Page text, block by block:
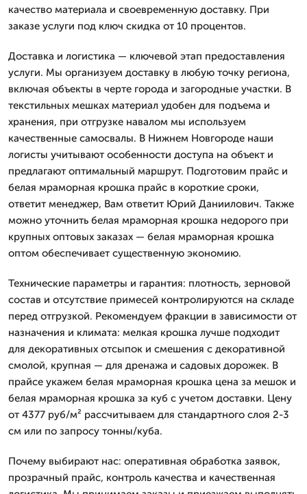
качество материала и своевременную доставку. При
заказе услуги под ключ скидка от 10 процентов.
Доставка и логистика — ключевой этап предоставления
услуги. Мы организуем доставку в любую точку региона,
включая объекты в черте города и загородные участки. В
текстильных мешках материал удобен для подъема и
хранения, при отгрузке навалом мы используем
качественные самосвалы. В Нижнем Новгороде наши
логисты учитывают особенности доступа на объект и
предлагают оптимальный маршрут. Подготовим прайс и
белая мраморная крошка прайс в короткие сроки,
ответит менеджер, Вам ответит Юрий Даниилович. Также
можно уточнить белая мраморная крошка недорого при
крупных оптовых заказах — белая мраморная крошка
оптом обеспечивает существенную экономию.
Технические параметры и гарантия: плотность, зерновой
состав и отсутствие примесей контролируются на складе
перед отгрузкой. Рекомендуем фракции в зависимости от
назначения и климата: мелкая крошка лучше подходит
для декоративных отсыпок и смешения с декоративной
смолой, крупная — для дренажа и садовых дорожек. В
прайсе укажем белая мраморная крошка цена за мешок и
белая мраморная крошка за куб с учетом доставки. Цену
от 4377 руб/м² рассчитываем для стандартного слоя 2-3
см или по запросу тонны/куба.
Почему выбирают нас: оперативная обработка заявок,
прозрачный прайс, контроль качества и качественная